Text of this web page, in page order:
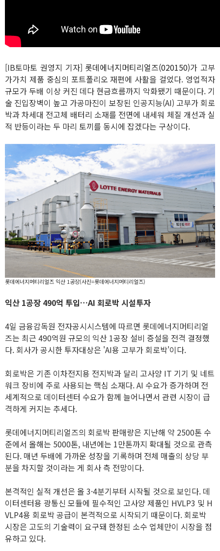
[IB토마토 권영지 기자] 롯데에너지머티리얼즈(020150)가 고부
가가치 제품 중심의 포트폴리오 재편에 사활을 걸었다. 영업적자
규모가 두배 이상 커진 데다 현금흐름까지 악화됐기 때문이다. 기
술 진입장벽이 높고 가공마진이 보장된 인공지능(AI) 고부가 회로
박과 차세대 전고체 배터리 소재를 전면에 내세워 체질 개선과 실
적 반등이라는 두 마리 토끼를 동시에 잡겠다는 구상이다.
롯데에너지머티리얼즈 익산 1공장(사진=롯데에너지머티리얼즈)
익산 1공장 490억 투입…AI 회로박 시설투자
4일 금융감독원 전자공시시스템에 따르면 롯데에너지머티리얼
즈는 최근 490억원 규모의 익산 1공장 설비 증설을 전격 결정했
다. 회사가 공시한 투자대상은 'AI용 고부가 회로박'이다.
회로박은 기존 이차전지용 전지박과 달리 고사양 IT 기기 및 네트
워크 장비에 주로 사용되는 핵심 소재다. AI 수요가 증가하며 전
세계적으로 데이터센터 수요가 함께 늘어나면서 관련 시장이 급
격하게 커지는 추세다.
롯데에너지머티리얼즈의 회로박 판매량은 지난해 약 2500톤 수
준에서 올해는 5000톤, 내년에는 1만톤까지 확대될 것으로 관측
된다. 매년 두배에 가까운 성장을 기록하며 전체 매출의 상당 부
분을 차지할 것이라는 게 회사 측 전망이다.
본격적인 실적 개선은 올 3·4분기부터 시작될 것으로 보인다. 데
이터센터용 광통신 모듈에 필수적인 고사양 제품인 HVLP3 및 H
VLP4용 회로박 공급이 본격적으로 시작되기 때문이다. 회로박
시장은 고도의 기술력이 요구돼 한정된 소수 업체만이 시장을 점
유하고 있다.